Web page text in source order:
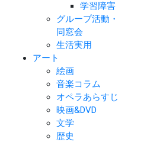
学習障害
グループ活動・
同窓会
生活実用
アート
絵画
音楽コラム
オペラあらすじ
映画&DVD
文学
歴史